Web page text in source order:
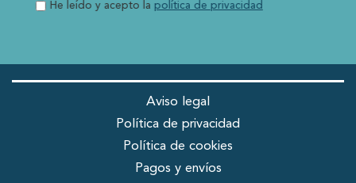
He leído y acepto la política de privacidad
Aviso legal
Política de privacidad
Política de cookies
Pagos y envíos